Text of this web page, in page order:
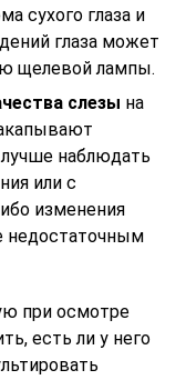
сухого глаза и
глаза может
щелевой лампы.
слезы на
наблюдать
или с
изменения
недостаточным
при осмотре
есть ли у него